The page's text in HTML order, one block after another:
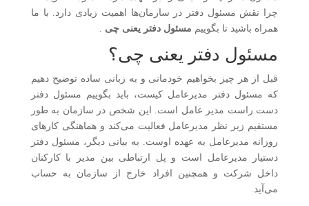
چرا نقش مسئول دفتر در سازمان‌ها اهمیت زیادی دارد. با ما
همراه باشید تا بگوییم مسئول دفتر یعنی چی
مسئول دفتر یعنی چی؟
قبل از هر چیز بخواهیم خودمانی و به زبانی ساده توضیح دهیم
که مسئول دفتر مدیرعامل کیست، باید بگوییم مسئول دفتر
دست راست مدیر عامل است. این شخص در سازمان به طور
مستقیم زیر نظر مدیرعامل فعالیت می‌کند و هماهنگی کارهای
روزانه مدیرعامل به عهده اوست. به بیانی دیگر، مسئول دفتر
دستیار مدیرعامل است و پل ارتباطی بین مدیر با کارکنان
داخل شرکت و همچنین افراد خارج از سازمان به حساب
می‌آید.